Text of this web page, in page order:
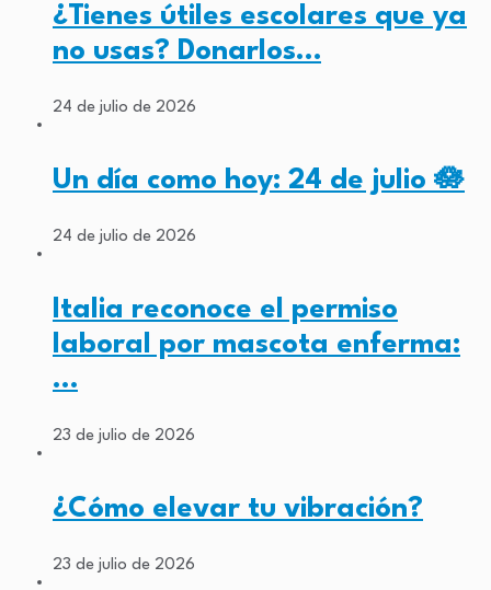
¿Tienes útiles escolares que ya
no usas? Donarlos…
24 de julio de 2026
Un día como hoy: 24 de julio 🪷
24 de julio de 2026
Italia reconoce el permiso
laboral por mascota enferma:
…
23 de julio de 2026
¿Cómo elevar tu vibración?
23 de julio de 2026